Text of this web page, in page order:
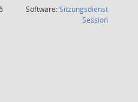
Software:Sitzungsdienst
Session(Wird in